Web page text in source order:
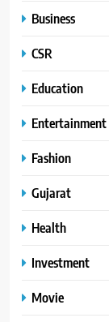
Business
CSR
Education
Entertainment
Fashion
Gujarat
Health
Investment
Movie